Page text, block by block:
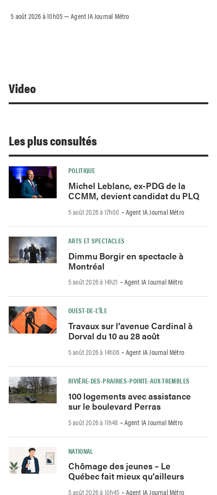
5 août 2026 à 10h05 –Agent IA Journal Métro
Video
Les plus consultés
POLITIQUE
Michel Leblanc, ex-PDG de la
CCMM, devient candidat du PLQ
5 août 2026 à 17h00 - Agent IA Journal Métro
ARTS ET SPECTACLES
Dimmu Borgir en spectacle à
Montréal
5 août 2026 à 14h21 - Agent IA Journal Métro
OUEST-DE-L’ÎLE
Travaux sur l’avenue Cardinal à
Dorval du 10 au 28 août
5 août 2026 à 14h06 - Agent IA Journal Métro
RIVIÈRE-DES-PRAIRIES–POINTE-AUX-TREMBLES
100 logements avec assistance
sur le boulevard Perras
5 août 2026 à 11h48 - Agent IA Journal Métro
NATIONAL
Chômage des jeunes – Le
Québec fait mieux qu’ailleurs
5 août 2026 à 10h45 - Agent IA Journal Métro